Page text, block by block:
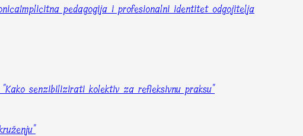
Implicitna pedagogija i profesionalni identitet odgojitelja
senzibilizirati kolektiv za refleksivnu praksu"